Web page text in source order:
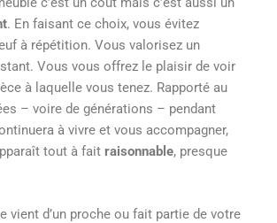
. En faisant ce choix, vous évitez
à répétition. Vous valorisez un
Vous vous offrez le plaisir de voir
à laquelle vous tenez. Rapporté au
– voire de générations – pendant
à vivre et vous accompagner,
tout à fait raisonnable, presque
vient d’un proche ou fait partie de votre